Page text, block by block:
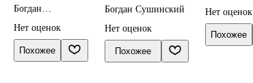
Богдан
Нет оценок
Похожее
Богдан Сушинский
Нет оценок
Похожее
Нет оценок
Похожее